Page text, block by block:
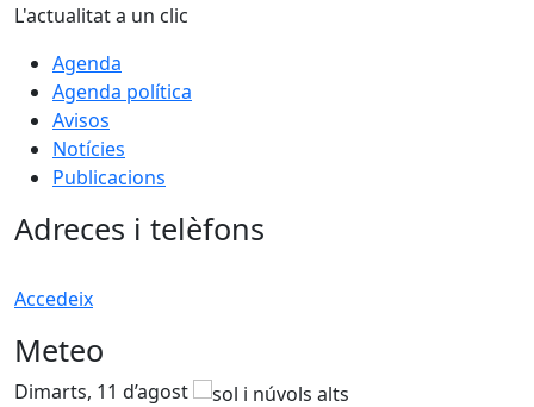
L'actualitat a un clic
Agenda
Agenda política
Avisos
Notícies
Publicacions
Adreces i telèfons
Accedeix
Meteo
Dimarts, 11 d’agost